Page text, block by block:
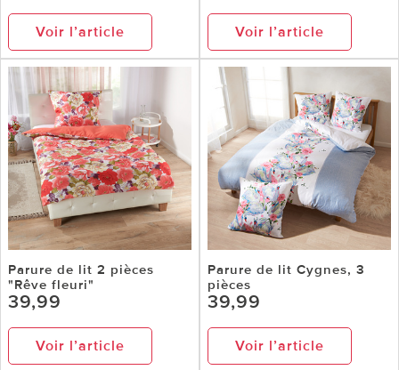
Voir l’article Voir l’article
Parure de lit 2 pièces
"Rêve fleuri"
39,99
Voir l’article
Parure de lit Cygnes, 3
pièces
39,99
Voir l’article